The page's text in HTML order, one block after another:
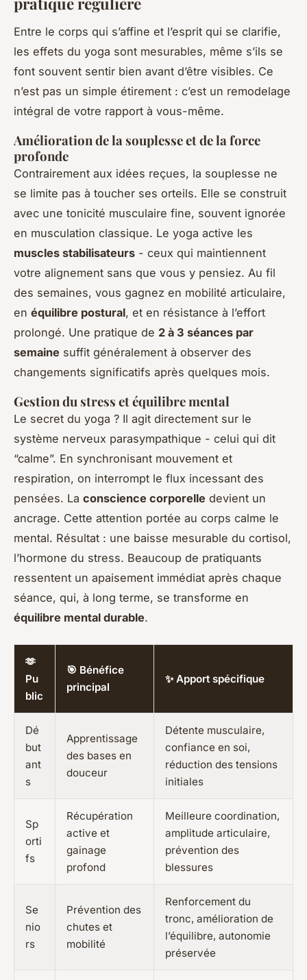
Entre le corps qui s’affine et l’esprit qui se clarifie,
les effets du yoga sont mesurables, même s’ils se
font souvent sentir bien avant d’être visibles. Ce
n’est pas un simple étirement : c’est un remodelage
intégral de votre rapport à vous-même.
Amélioration de la souplesse et de la force
profonde
Contrairement aux idées reçues, la souplesse ne
se limite pas à toucher ses orteils. Elle se construit
avec une tonicité musculaire fine, souvent ignorée
en musculation classique. Le yoga active les
muscles stabilisateurs - ceux qui maintiennent
votre alignement sans que vous y pensiez. Au fil
des semaines, vous gagnez en mobilité articulaire,
en équilibre postural, et en résistance à l’effort
prolongé. Une pratique de 2 à 3 séances par
semaine suffit généralement à observer des
changements significatifs après quelques mois.
Gestion du stress et équilibre mental
Le secret du yoga ? Il agit directement sur le
système nerveux parasympathique - celui qui dit
“calme”. En synchronisant mouvement et
respiration, on interrompt le flux incessant des
pensées. La conscience corporelle devient un
ancrage. Cette attention portée au corps calme le
mental. Résultat : une baisse mesurable du cortisol,
l’hormone du stress. Beaucoup de pratiquants
ressentent un apaisement immédiat après chaque
séance, qui, à long terme, se transforme en
équilibre mental durable.
🫶
Pu
blic
🎯 Bénéfice
principal
✨ Apport spécifique
Dé
but
ant
s
Apprentissage
des bases en
douceur
Détente musculaire,
confiance en soi,
réduction des tensions
initiales
Sp
orti
fs
Récupération
active et
gainage
profond
Meilleure coordination,
amplitude articulaire,
prévention des
blessures
Se
nio
rs
Prévention des
chutes et
mobilité
Renforcement du
tronc, amélioration de
l’équilibre, autonomie
préservée